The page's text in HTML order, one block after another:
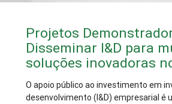
Projetos
Disseminar I&D para
soluções inovadoras
O apoio público ao investimento em
desenvolvimento (I&D) empresarial é